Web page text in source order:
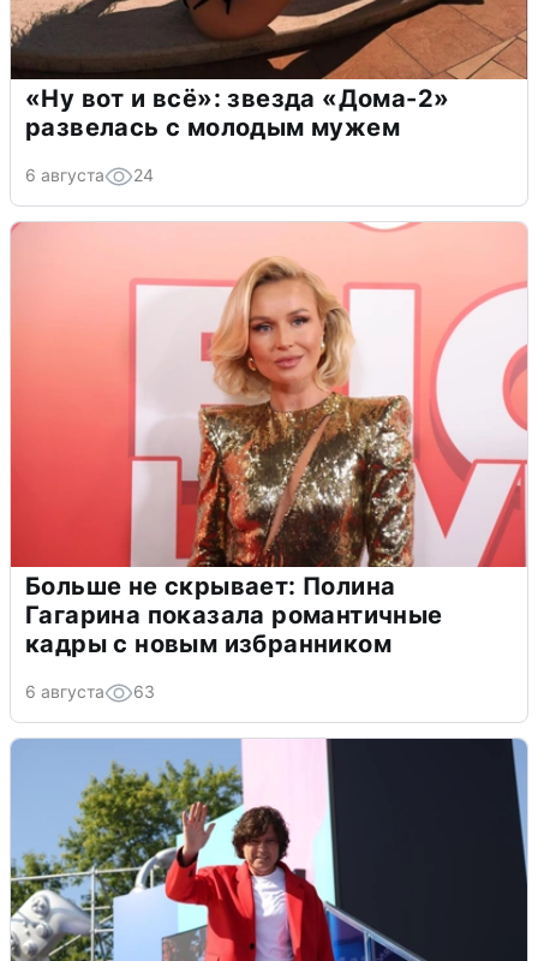
«Ну вот и всё»: звезда «Дома-2»
развелась с молодым мужем
6 августа 24
Больше не скрывает: Полина
Гагарина показала романтичные
кадры с новым избранником
6 августа 63